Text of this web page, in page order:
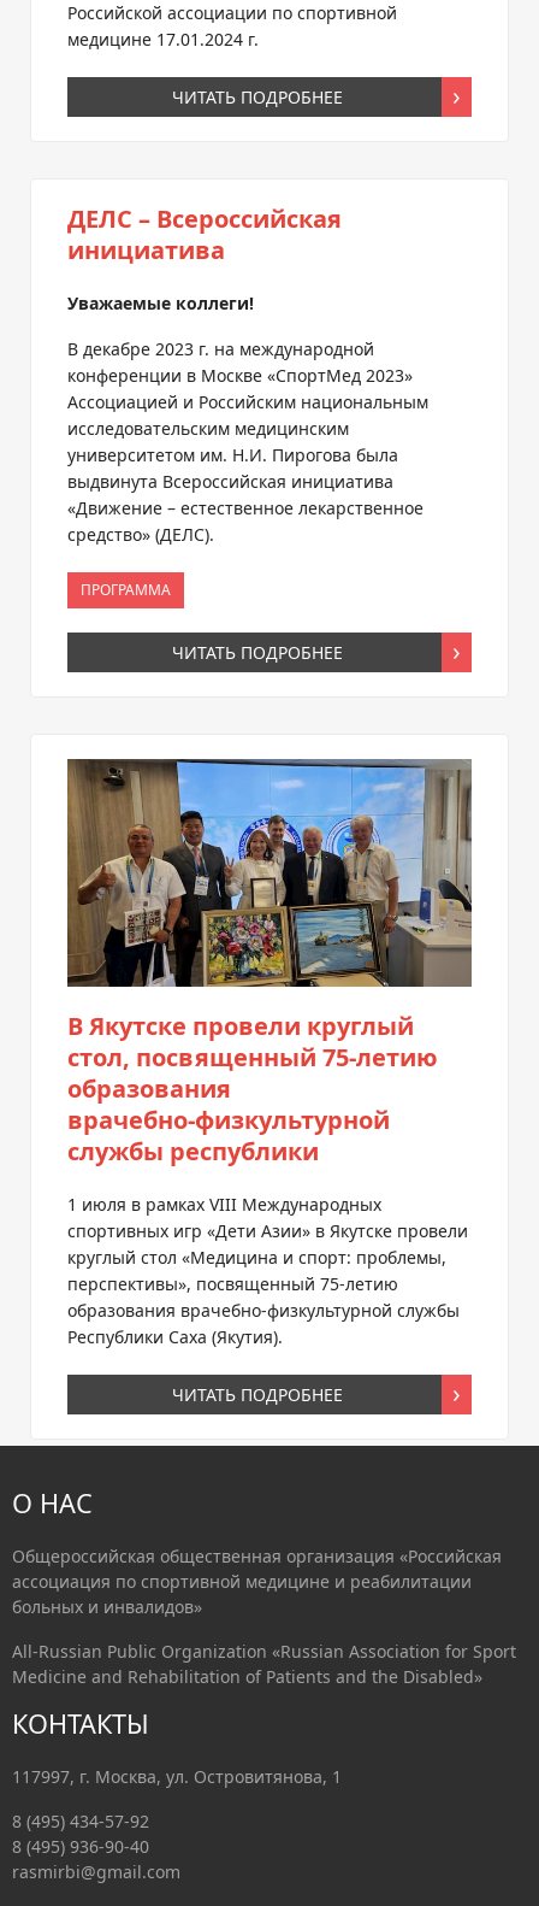
Российской ассоциации по спортивной
медицине 17.01.2024 г.
ЧИТАТЬ ПОДРОБНЕЕ
ДЕЛС – Всероссийская
инициатива
Уважаемые коллеги!
В декабре 2023 г. на международной
конференции в Москве «СпортМед 2023»
Ассоциацией и Российским национальным
исследовательским медицинским
университетом им. Н.И. Пирогова была
выдвинута Всероссийская инициатива
«Движение – естественное лекарственное
средство» (ДЕЛС).
ПРОГРАММА
ЧИТАТЬ ПОДРОБНЕЕ
В Якутске провели круглый
стол, посвященный 75-летию
образования
врачебно-физкультурной
службы республики
1 июля в рамках VIII Международных
спортивных игр «Дети Азии» в Якутске провели
круглый стол «Медицина и спорт: проблемы,
перспективы», посвященный 75-летию
образования врачебно-физкультурной службы
Республики Саха (Якутия).
ЧИТАТЬ ПОДРОБНЕЕ
О НАС
Общероссийская общественная организация «Российская
ассоциация по спортивной медицине и реабилитации
больных и инвалидов»
All-Russian Public Organization «Russian Association for Sport
Medicine and Rehabilitation of Patients and the Disabled»
КОНТАКТЫ
117997, г. Москва, ул. Островитянова, 1
8 (495) 434-57-92
8 (495) 936-90-40
rasmirbi@gmail.com